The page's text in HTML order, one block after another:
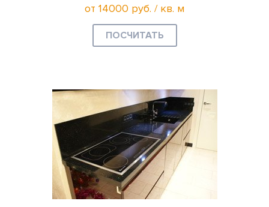
от 14000 руб. / кв. м
ПОСЧИТАТЬ